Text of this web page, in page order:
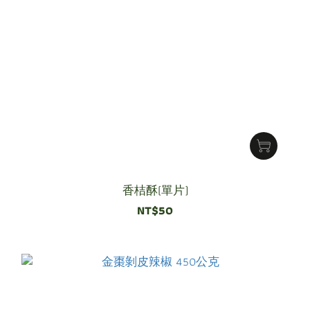
香桔酥(單片)
NT$50